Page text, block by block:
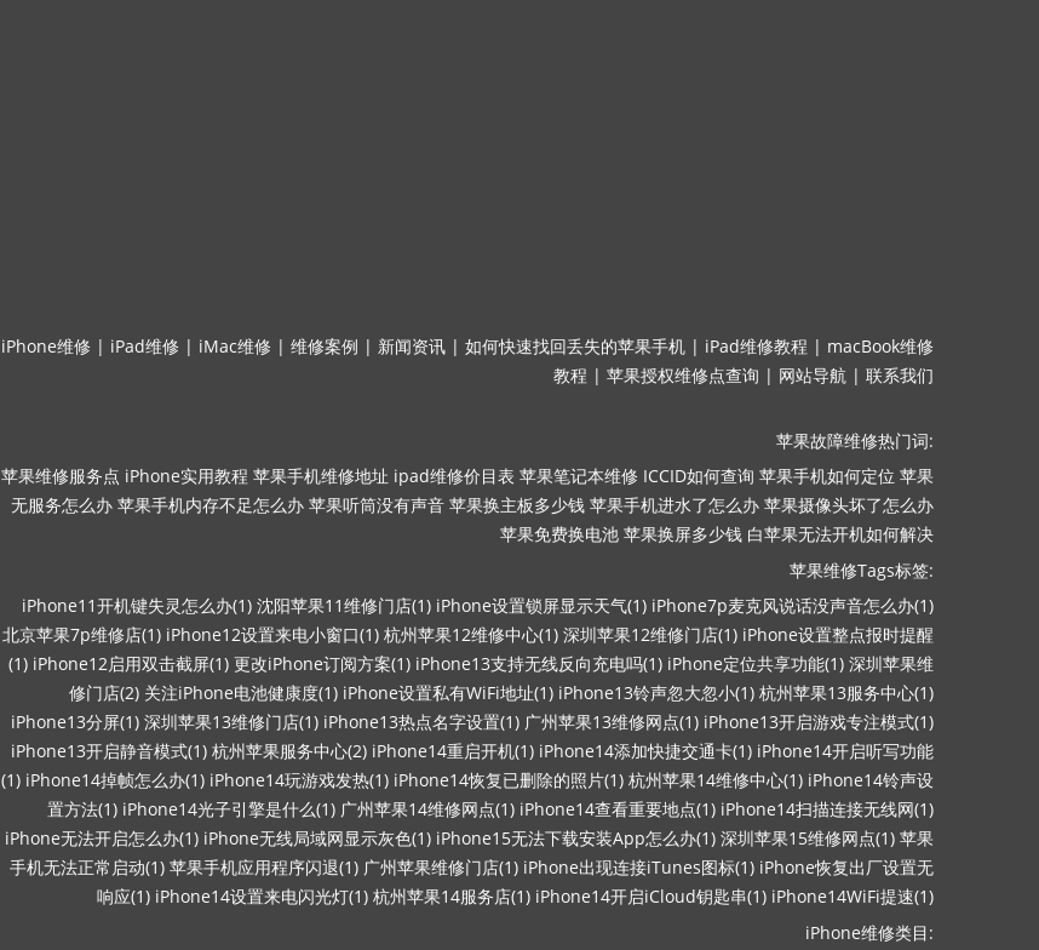
iPhone维修 | iPad维修 | iMac维修 | 维修案例 | 新闻资讯 | 如何快速找回丢失的苹果手机 | iPad维修教程 | macBook维修
教程 | 苹果授权维修点查询 | 网站导航 | 联系我们
苹果故障维修热门词:
苹果维修服务点 iPhone实用教程 苹果手机维修地址 ipad维修价目表 苹果笔记本维修 ICCID如何查询 苹果手机如何定位 苹果
无服务怎么办 苹果手机内存不足怎么办 苹果听筒没有声音 苹果换主板多少钱 苹果手机进水了怎么办 苹果摄像头坏了怎么办
苹果免费换电池 苹果换屏多少钱 白苹果无法开机如何解决
苹果维修Tags标签:
iPhone11开机键失灵怎么办(1) 沈阳苹果11维修门店(1) iPhone设置锁屏显示天气(1) iPhone7p麦克风说话没声音怎么办(1)
北京苹果7p维修店(1) iPhone12设置来电小窗口(1) 杭州苹果12维修中心(1) 深圳苹果12维修门店(1) iPhone设置整点报时提醒
(1) iPhone12启用双击截屏(1) 更改iPhone订阅方案(1) iPhone13支持无线反向充电吗(1) iPhone定位共享功能(1) 深圳苹果维
修门店(2) 关注iPhone电池健康度(1) iPhone设置私有WiFi地址(1) iPhone13铃声忽大忽小(1) 杭州苹果13服务中心(1)
iPhone13分屏(1) 深圳苹果13维修门店(1) iPhone13热点名字设置(1) 广州苹果13维修网点(1) iPhone13开启游戏专注模式(1)
iPhone13开启静音模式(1) 杭州苹果服务中心(2) iPhone14重启开机(1) iPhone14添加快捷交通卡(1) iPhone14开启听写功能
(1) iPhone14掉帧怎么办(1) iPhone14玩游戏发热(1) iPhone14恢复已删除的照片(1) 杭州苹果14维修中心(1) iPhone14铃声设
置方法(1) iPhone14光子引擎是什么(1) 广州苹果14维修网点(1) iPhone14查看重要地点(1) iPhone14扫描连接无线网(1)
iPhone无法开启怎么办(1) iPhone无线局域网显示灰色(1) iPhone15无法下载安装App怎么办(1) 深圳苹果15维修网点(1) 苹果
手机无法正常启动(1) 苹果手机应用程序闪退(1) 广州苹果维修门店(1) iPhone出现连接iTunes图标(1) iPhone恢复出厂设置无
响应(1) iPhone14设置来电闪光灯(1) 杭州苹果14服务店(1) iPhone14开启iCloud钥匙串(1) iPhone14WiFi提速(1)
iPhone维修类目: